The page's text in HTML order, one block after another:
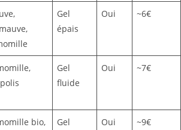
Gel
épais
Oui ~6€
Gel
fluide
Oui ~7€
bio,
Gel Oui ~9€